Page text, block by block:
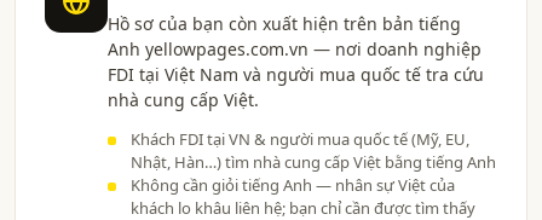
Hồ sơ của bạn còn xuất hiện trên bản tiếng
Anh yellowpages.com.vn — nơi doanh nghiệp
FDI tại Việt Nam và người mua quốc tế tra cứu
nhà cung cấp Việt.
Khách FDI tại VN & người mua quốc tế (Mỹ, EU,
Nhật, Hàn…) tìm nhà cung cấp Việt bằng tiếng Anh
Không cần giỏi tiếng Anh — nhân sự Việt của
khách lo khâu liên hệ; bạn chỉ cần được tìm thấy